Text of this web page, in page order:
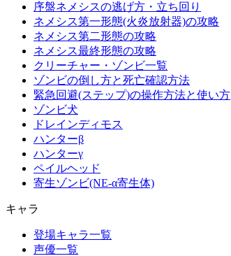
序盤ネメシスの逃げ方・立ち回り
ネメシス第一形態(火炎放射器)の攻略
ネメシス第二形態の攻略
ネメシス最終形態の攻略
クリーチャー・ゾンビ一覧
ゾンビの倒し方と死亡確認方法
緊急回避(ステップ)の操作方法と使い方
ゾンビ犬
ドレインディモス
ハンターβ
ハンターγ
ペイルヘッド
寄生ゾンビ(NE-α寄生体)
キャラ
登場キャラ一覧
声優一覧